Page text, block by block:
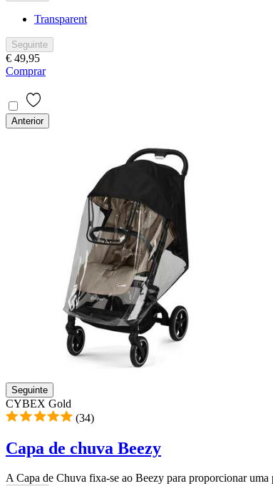
Transparent
Seguinte
€ 49,95
Comprar
Anterior
Seguinte
CYBEX Gold
(34)
Capa de chuva Beezy
A Capa de Chuva fixa-se ao Beezy para proporcionar